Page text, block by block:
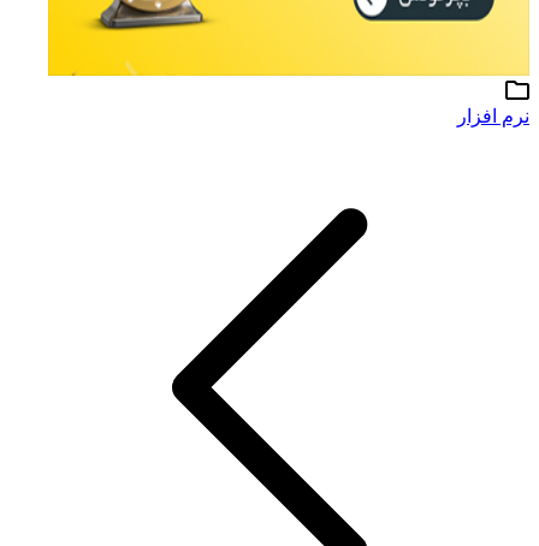
نرم افزار